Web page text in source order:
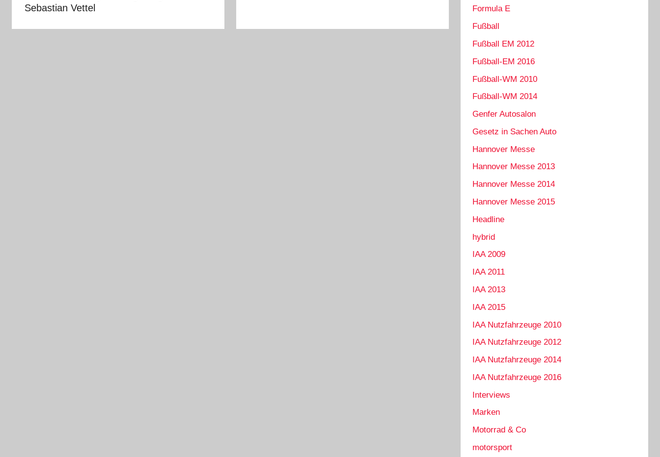
Sebastian Vettel
Formula E
Fußball
Fußball EM 2012
Fußball-EM 2016
Fußball-WM 2010
Fußball-WM 2014
Genfer Autosalon
Gesetz in Sachen Auto
Hannover Messe
Hannover Messe 2013
Hannover Messe 2014
Hannover Messe 2015
Headline
hybrid
IAA 2009
IAA 2011
IAA 2013
IAA 2015
IAA Nutzfahrzeuge 2010
IAA Nutzfahrzeuge 2012
IAA Nutzfahrzeuge 2014
IAA Nutzfahrzeuge 2016
Interviews
Marken
Motorrad & Co
motorsport